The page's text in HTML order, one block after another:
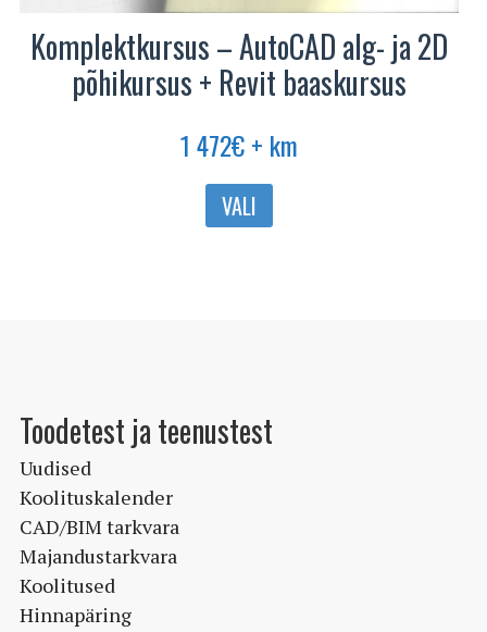
Komplektkursus – AutoCAD alg- ja 2D
põhikursus + Revit baaskursus
1 472€+ km
VALI
Toodetest ja teenustest
Uudised
Koolituskalender
CAD/BIM tarkvara
Majandustarkvara
Koolitused
Hinnapäring